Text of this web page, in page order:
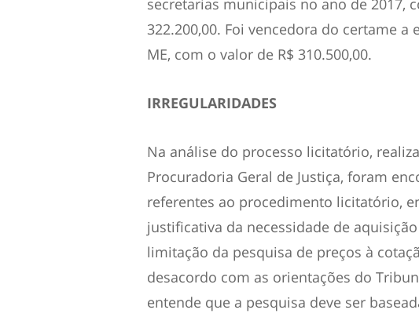
secretarias municipais no ano de 2017,
322.200,00. Foi vencedora do certame a
ME, com o valor de R$ 310.500,00.
IRREGULARIDADES
Na análise do processo licitatório,
Procuradoria Geral de Justiça, foram
referentes ao procedimento licitatório,
justificativa da necessidade de
limitação da pesquisa de preços à
desacordo com as orientações do
entende que a pesquisa deve ser